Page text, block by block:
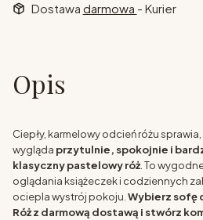
Dostawa darmowa - Kurier
Opis
Ciepły, karmelowy odcień różu
wygląda przytulnie, spokojnie i
klasyczny pastelowy róż . To
oglądania książeczek i codziennych
ociepla wystrój pokoju. Wybierz sofę
Róż z darmową dostawą i stwórz